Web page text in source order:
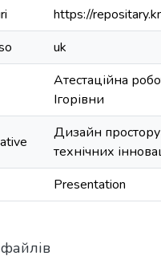
https://
uk
Атестаційна
Ігорівни
Дизайн простору
технічних
Presentation